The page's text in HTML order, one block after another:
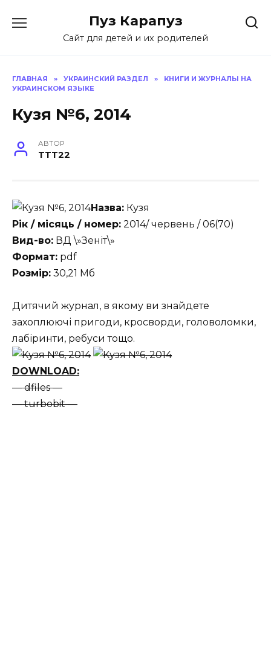
Пуз Карапуз
Сайт для детей и их родителей
ГЛАВНАЯ » УКРАИНСКИЙ РАЗДЕЛ »
КНИГИ И ЖУРНАЛЫ НА
УКРАИНСКОМ ЯЗЫКЕ
Кузя №6, 2014
АВТОР
TTT22
Назва: Кузя
Рік / місяць / номер: 2014/ червень / 06(70)
Вид-во: ВД \»Зеніт\»
Формат: pdf
Розмір: 30,21 Мб
Дитячий журнал, в якому ви знайдете
захоплюючі пригоди, кросворди, головоломки,
лабіринти, ребуси тощо.
DOWNLOAD:
— dfiles —
— turbobit —